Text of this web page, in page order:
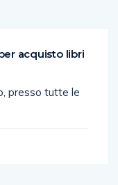
acquisto libri
presso tutte le